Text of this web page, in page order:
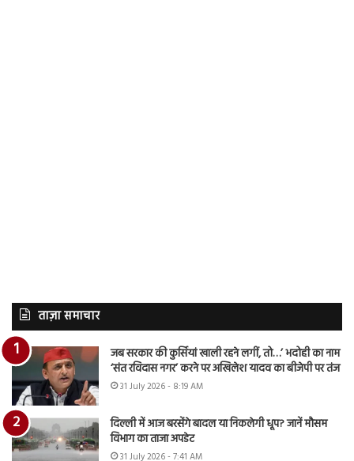
ताज़ा समाचार
जब सरकार की कुर्सियां खाली रहने लगीं, तो…’ भदोही का नाम
‘संत रविदास नगर’ करने पर अखिलेश यादव का बीजेपी पर तंज
31 July 2026 - 8:19 AM
दिल्ली में आज बरसेंगे बादल या निकलेगी धूप? जानें मौसम
विभाग का ताजा अपडेट
31 July 2026 - 7:41 AM